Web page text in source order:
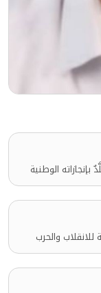
الوطنية
والحرب